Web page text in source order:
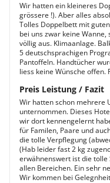
Wir hatten ein kleineres
grössere !). Aber alles
Tolles Doppelbett mit
bei uns zwar keine
völlig aus. Klimaanlage.
5 deutschsprachigen
Pantoffeln. Handtücher
liess keine Wünsche offen.
Preis Leistung / Fazit
Wir hatten schon mehrere
unternommen. Dieses
wir dort kennengelernt
für Familen, Paare und
die tolle Verpflegung
(Hab leider fast 2 kg
erwähnenswert ist die tolle
allen Bereichen. Ein sehr
Wir kommen bei